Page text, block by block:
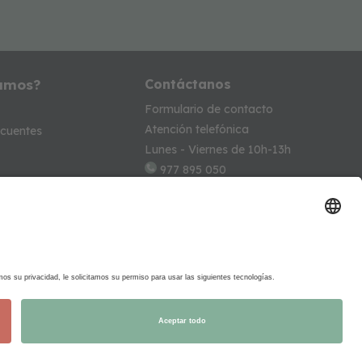
Contáctanos
Formulario de contacto
Atención telefónica
Lunes - Viernes de 10h-13h
977 895 050